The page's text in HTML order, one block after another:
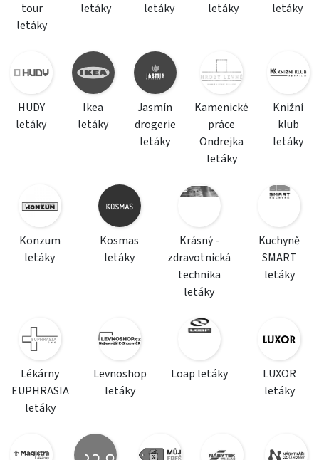
tour
letáky
letáky
letáky
letáky
letáky
HUDY
letáky
Ikea
letáky
Jasmín
drogerie
letáky
Kamenické
práce
Ondrejka
letáky
Knižní
klub
letáky
Konzum
letáky
Kosmas
letáky
Krásný -
zdravotnická
technika
letáky
Kuchyně
SMART
letáky
Lékárny
EUPHRASIA
letáky
Levnoshop
letáky
Loap letáky
LUXOR
letáky